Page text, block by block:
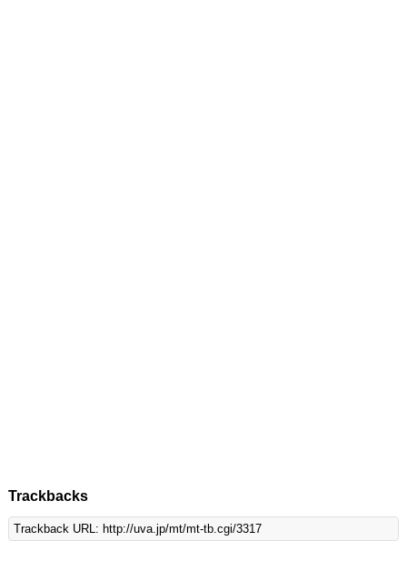
Trackbacks
Trackback URL: http://uva.jp/mt/mt-tb.cgi/3317